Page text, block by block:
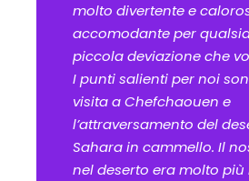
molto divertente e
accomodante per
piccola deviazione che
I punti salienti per noi
visita a Chefchaouen e
l’attraversamento del
Sahara in cammello. Il
nel deserto era molto